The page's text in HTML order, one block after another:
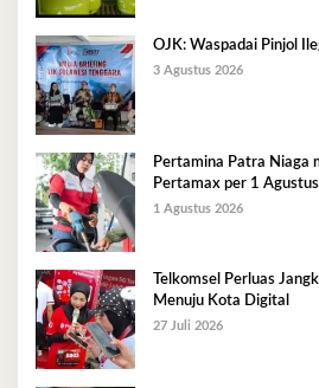
OJK: Waspadai Pinjol
3 Agustus 2026
Pertamina Patra Niaga
Pertamax per 1
1 Agustus 2026
Telkomsel Perluas
Menuju Kota Digital
27 Juli 2026